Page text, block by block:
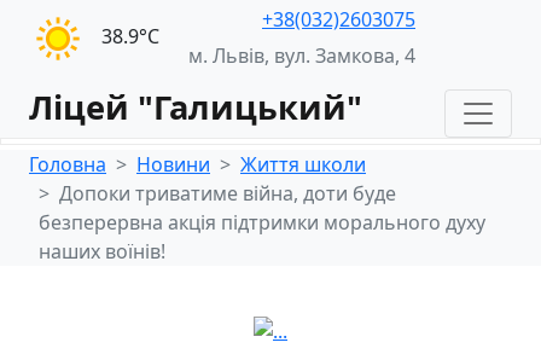
38.9°С
+38(032)2603075
м. Львів, вул. Замкова, 4
Ліцей "Галицький"
Головна Новини
Життя школи
Допоки триватиме війна, доти буде
безперервна акція підтримки морального духу
наших воїнів!